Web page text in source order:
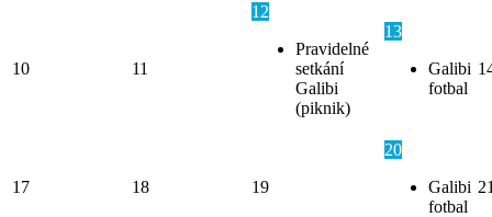
10 11
12
Pravidelné
setkání
Galibi
(piknik)
13
Galibi
fotbal
17 18 19
20
Galibi
fotbal